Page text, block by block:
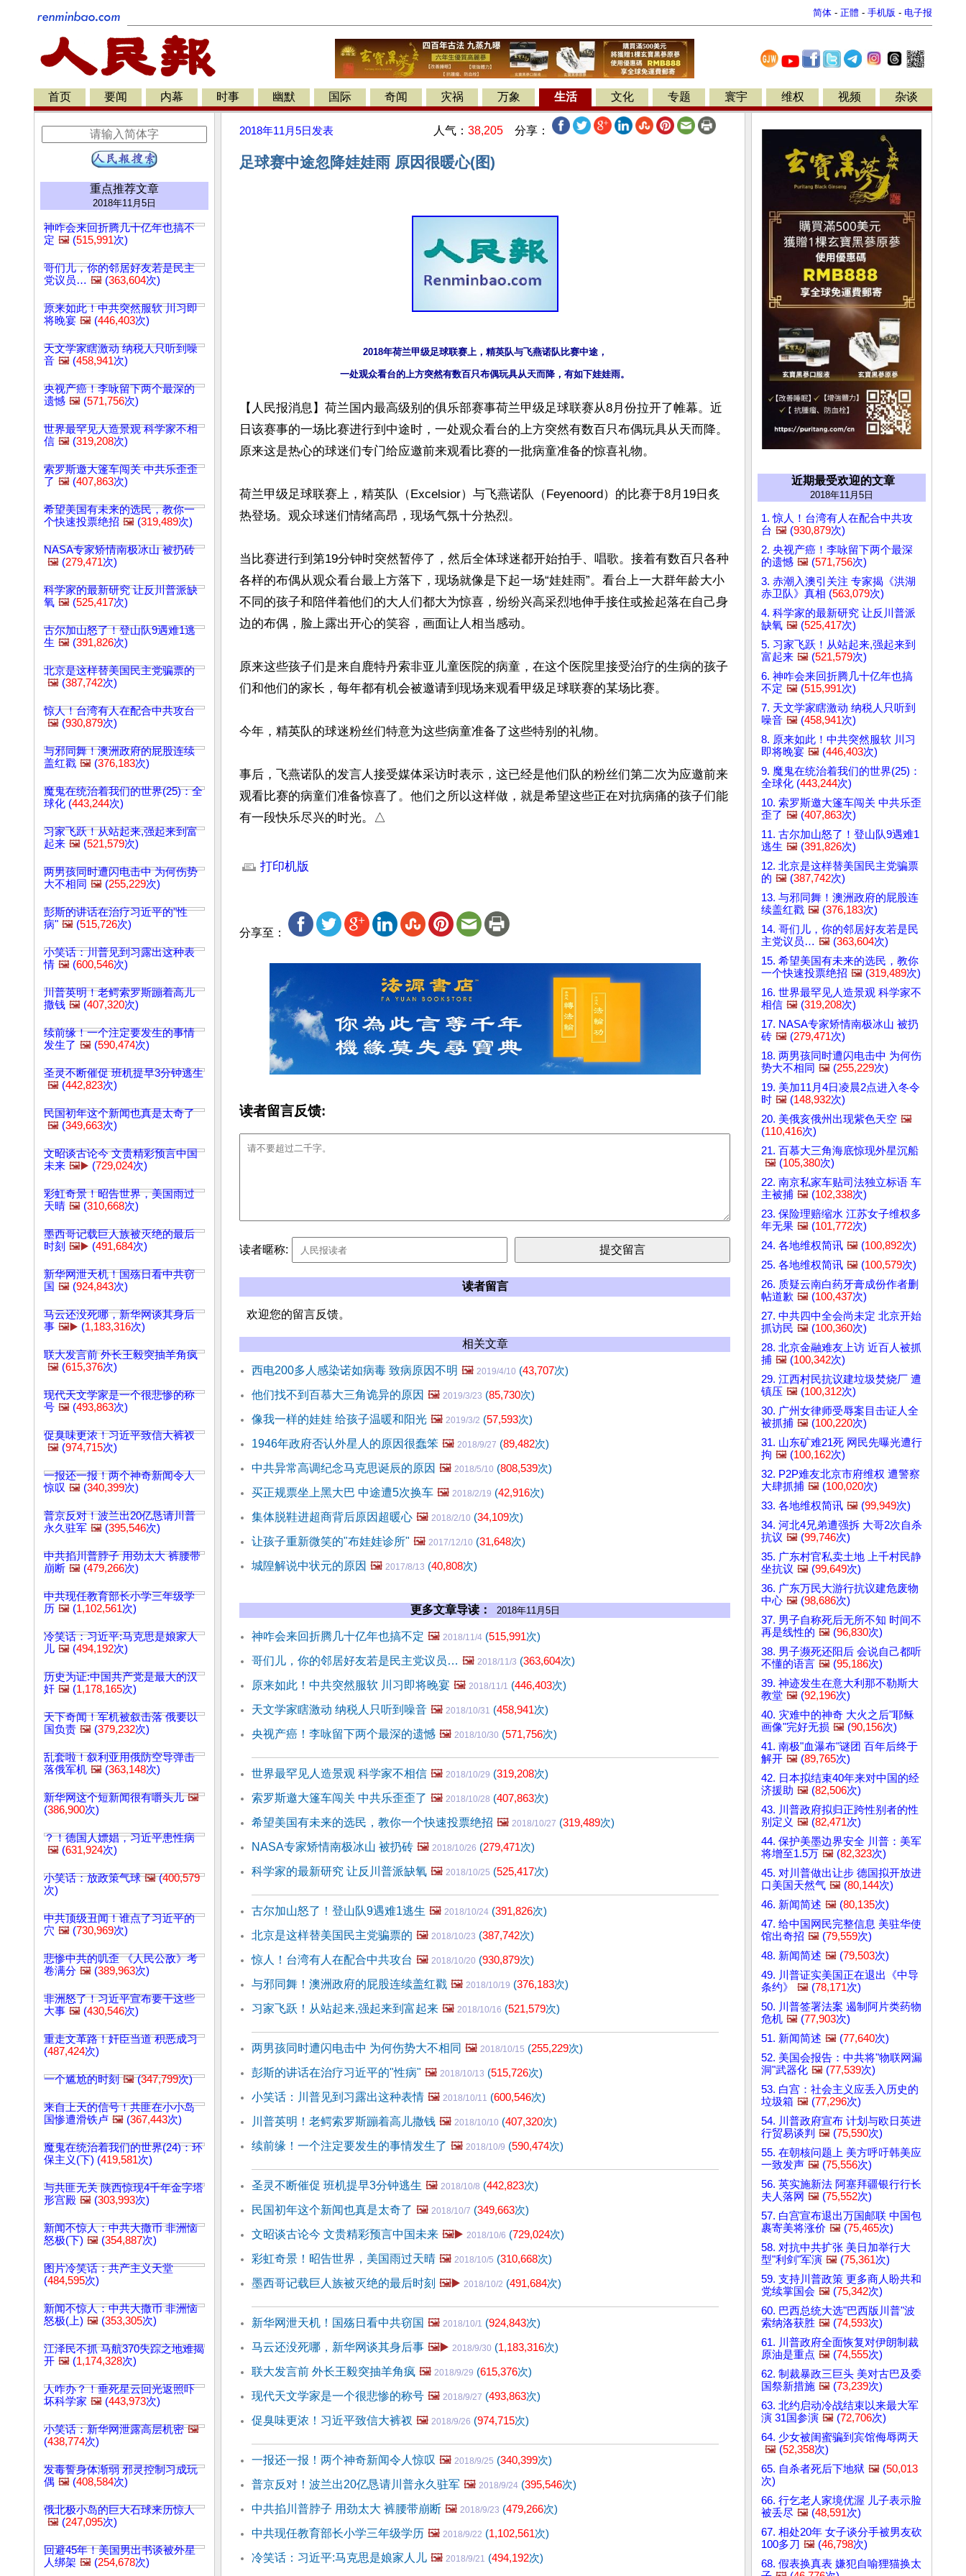
简体 - 正體 - 手机版 - 电子报
首页 要闻 内幕 时事 幽默 国际 奇闻 灾祸 万象 生活 文化 专题 寰宇 维权 视频 杂谈
重点推荐文章
2018年11月5日
神咋会来回折腾几十亿年也搞不
定 🖼️ (515,991次)
哥们儿，你的邻居好友若是民主
党议员… 🖼️ (363,604次)
原来如此！中共突然服软 川习即
将晚宴 🖼️ (446,403次)
天文学家瞎激动 纳税人只听到噪
音 🖼️ (458,941次)
央视产癌！李咏留下两个最深的
遗憾 🖼️ (571,756次)
世界最罕见人造景观 科学家不相
信 🖼️ (319,208次)
索罗斯邀大篷车闯关 中共乐歪歪
了 🖼️ (407,863次)
希望美国有未来的选民，教你一
个快速投票绝招 🖼️ (319,489次)
NASA专家矫情南极冰山 被扔砖
🖼️ (279,471次)
科学家的最新研究 让反川普派缺
氧 🖼️ (525,417次)
古尔加山怒了！登山队9遇难1逃
生 🖼️ (391,826次)
北京是这样替美国民主党骗票的
🖼️ (387,742次)
惊人！台湾有人在配合中共攻台
🖼️ (930,879次)
与邪同舞！澳洲政府的屁股连续
盖红戳 🖼️ (376,183次)
魔鬼在统治着我们的世界(25)：全
球化 (443,244次)
习家飞跃！从站起来,强起来到富
起来 🖼️ (521,579次)
两男孩同时遭闪电击中 为何伤势
大不相同 🖼️ (255,229次)
彭斯的讲话在治疗习近平的"性
病" 🖼️ (515,726次)
小笑话：川普见到习露出这种表
情 🖼️ (600,546次)
川普英明！老鳄索罗斯蹦着高儿
撒钱 🖼️ (407,320次)
续前缘！一个注定要发生的事情
发生了 🖼️ (590,474次)
圣灵不断催促 班机提早3分钟逃生
🖼️ (442,823次)
民国初年这个新闻也真是太奇了
🖼️ (349,663次)
文昭谈古论今 文贵精彩预言中国
未来 🖼️▶️ (729,024次)
彩虹奇景！昭告世界，美国雨过
天晴 🖼️ (310,668次)
墨西哥记载巨人族被灭绝的最后
时刻 🖼️▶️ (491,684次)
新华网泄天机！国殇日看中共窃
国 🖼️ (924,843次)
马云还没死哪，新华网谈其身后
事 🖼️▶️ (1,183,316次)
联大发言前 外长王毅突抽羊角疯
🖼️ (615,376次)
现代天文学家是一个很悲惨的称
号 🖼️ (493,863次)
促臭味更浓！习近平致信大裤衩
🖼️ (974,715次)
一报还一报！两个神奇新闻令人
惊叹 🖼️ (340,399次)
普京反对！波兰出20亿恳请川普
永久驻军 🖼️ (395,546次)
中共掐川普脖子 用劲太大 裤腰带
崩断 🖼️ (479,266次)
中共现任教育部长小学三年级学
历 🖼️ (1,102,561次)
冷笑话：习近平:马克思是娘家人
儿 🖼️ (494,192次)
历史为证:中国共产党是最大的汉
奸 🖼️ (1,178,165次)
天下奇闻！军机被叙击落 俄要以
国负责 🖼️ (379,232次)
乱套啦！叙利亚用俄防空导弹击
落俄军机 🖼️ (363,148次)
新华网这个短新闻很有嚼头儿 🖼️
(386,900次)
？！德国人嫖娼，习近平患性病
🖼️ (631,924次)
小笑话：放政策气球 🖼️(400,579
次)
中共顶级丑闻！谁点了习近平的
穴 🖼️ (730,969次)
悲惨中共的叽歪 《人民公敌》考
卷满分 🖼️ (389,963次)
非洲怒了！习近平宣布要干这些
大事 🖼️ (430,546次)
重走文革路！奸臣当道 积恶成习
(487,424次)
一个尴尬的时刻 🖼️(347,799次)
来自上天的信号！共匪在小小岛
国惨遭滑铁卢 🖼️ (367,443次)
魔鬼在统治着我们的世界(24)：环
保主义(下) (419,581次)
与共匪无关 陕西惊现4千年金字塔
形宫殿 🖼️ (303,993次)
新闻不惊人：中共大撒币 非洲恼
怒极(下) 🖼️ (354,887次)
图片冷笑话：共产主义天堂
(484,595次)
新闻不惊人：中共大撒币 非洲恼
怒极(上) 🖼️ (353,305次)
江泽民不抓 马航370失踪之地难揭
开 🖼️ (1,174,328次)
人咋办？！垂死星云回光返照吓
坏科学家 🖼️ (443,973次)
小笑话：新华网泄露高层机密 🖼️
(438,774次)
发毒誓身体渐弱 邪灵控制习成玩
偶 🖼️ (408,584次)
俄北极小岛的巨大石球来历惊人
🖼️ (247,095次)
回避45年！美国男出书谈被外星
人绑架 🖼️ (254,678次)
2018年11月5日 发表 人气： 38,205 分享：
足球赛中途忽降娃娃雨 原因很暖心(图)
2018年荷兰甲级足球联赛上，精英队与飞燕诺队比赛中途，
【人民报消息】荷兰国内最高级别的俱乐部赛事荷兰甲级足球联赛从8月份拉开了帷幕。近
日该赛事的一场比赛进行到中途时，一处观众看台的上方突然有数百只布偶玩具从天而降。
原来这是热心的球迷们专门给应邀前来观看比赛的一批病童准备的惊喜礼物。
荷兰甲级足球联赛上，精英队（Excelsior）与飞燕诺队（Feyenoord）的比赛于8月19日炙
热登场。观众球迷们情绪高昂，现场气氛十分热烈。
当比赛进行到第19分钟时突然暂停了，然后全体球迷都开始拍手、唱歌。接着有数百只各种
各样的布偶从观众看台最上方落下，现场就像是下起一场“娃娃雨”。看台上一大群年龄大小
不同的孩子和陪伴着他们的大人们都大为惊喜，纷纷兴高采烈地伸手接住或捡起落在自己身
边的布偶，脸上露出开心的笑容，画面让人相当感动。
原来这些孩子们是来自鹿特丹索非亚儿童医院的病童，在这个医院里接受治疗的生病的孩子
们和他们的家长，每年都有机会被邀请到现场来观看甲级足球联赛的某场比赛。
今年，精英队的球迷粉丝们特意为这些病童准备了这些特别的礼物。
事后，飞燕诺队的发言人接受媒体采访时表示，这已经是他们队的粉丝们第二次为应邀前来
观看比赛的病童们准备惊喜了。他们之所以这样做，就是希望这些正在对抗病痛的孩子们能
有一段快乐尽兴的时光。△
打印机版
分享至：
读者留言反馈:
读者暱称:
读者留言
欢迎您的留言反馈。
相关文章
西电200多人感染诺如病毒 致病原因不明 🖼️ 2019/4/10 (43,707次)
他们找不到百慕大三角诡异的原因 🖼️ 2019/3/23 (85,730次)
像我一样的娃娃 给孩子温暖和阳光 🖼️ 2019/3/2 (57,593次)
1946年政府否认外星人的原因很蠢笨 🖼️ 2018/9/27 (89,482次)
中共异常高调纪念马克思诞辰的原因 🖼️ 2018/5/10 (808,539次)
买正规票坐上黑大巴 中途遭5次换车 🖼️ 2018/2/19 (42,916次)
集体脱鞋进超商背后原因超暖心 🖼️ 2018/2/10 (34,109次)
让孩子重新微笑的"布娃娃诊所" 🖼️ 2017/12/10 (31,648次)
城隍解说中状元的原因 🖼️ 2017/8/13 (40,808次)
更多文章导读： 2018年11月5日
神咋会来回折腾几十亿年也搞不定 🖼️ 2018/11/4 (515,991次)
哥们儿，你的邻居好友若是民主党议员… 🖼️ 2018/11/3 (363,604次)
原来如此！中共突然服软 川习即将晚宴 🖼️ 2018/11/1 (446,403次)
天文学家瞎激动 纳税人只听到噪音 🖼️ 2018/10/31 (458,941次)
央视产癌！李咏留下两个最深的遗憾 🖼️ 2018/10/30 (571,756次)
世界最罕见人造景观 科学家不相信 🖼️ 2018/10/29 (319,208次)
索罗斯邀大篷车闯关 中共乐歪歪了 🖼️ 2018/10/28 (407,863次)
希望美国有未来的选民，教你一个快速投票绝招 🖼️ 2018/10/27 (319,489次)
NASA专家矫情南极冰山 被扔砖 🖼️ 2018/10/26 (279,471次)
科学家的最新研究 让反川普派缺氧 🖼️ 2018/10/25 (525,417次)
古尔加山怒了！登山队9遇难1逃生 🖼️ 2018/10/24 (391,826次)
北京是这样替美国民主党骗票的 🖼️ 2018/10/23 (387,742次)
惊人！台湾有人在配合中共攻台 🖼️ 2018/10/20 (930,879次)
与邪同舞！澳洲政府的屁股连续盖红戳 🖼️ 2018/10/19 (376,183次)
习家飞跃！从站起来,强起来到富起来 🖼️ 2018/10/16 (521,579次)
两男孩同时遭闪电击中 为何伤势大不相同 🖼️ 2018/10/15 (255,229次)
彭斯的讲话在治疗习近平的"性病" 🖼️ 2018/10/13 (515,726次)
小笑话：川普见到习露出这种表情 🖼️ 2018/10/11 (600,546次)
川普英明！老鳄索罗斯蹦着高儿撒钱 🖼️ 2018/10/10 (407,320次)
续前缘！一个注定要发生的事情发生了 🖼️ 2018/10/9 (590,474次)
圣灵不断催促 班机提早3分钟逃生 🖼️ 2018/10/8 (442,823次)
民国初年这个新闻也真是太奇了 🖼️ 2018/10/7 (349,663次)
文昭谈古论今 文贵精彩预言中国未来 🖼️▶️ 2018/10/6 (729,024次)
彩虹奇景！昭告世界，美国雨过天晴 🖼️ 2018/10/5 (310,668次)
墨西哥记载巨人族被灭绝的最后时刻 🖼️▶️ 2018/10/2 (491,684次)
新华网泄天机！国殇日看中共窃国 🖼️ 2018/10/1 (924,843次)
马云还没死哪，新华网谈其身后事 🖼️▶️ 2018/9/30 (1,183,316次)
联大发言前 外长王毅突抽羊角疯 🖼️ 2018/9/29 (615,376次)
现代天文学家是一个很悲惨的称号 🖼️ 2018/9/27 (493,863次)
促臭味更浓！习近平致信大裤衩 🖼️ 2018/9/26 (974,715次)
一报还一报！两个神奇新闻令人惊叹 🖼️ 2018/9/25 (340,399次)
普京反对！波兰出20亿恳请川普永久驻军 🖼️ 2018/9/24 (395,546次)
中共掐川普脖子 用劲太大 裤腰带崩断 🖼️ 2018/9/23 (479,266次)
中共现任教育部长小学三年级学历 🖼️ 2018/9/22 (1,102,561次)
冷笑话：习近平:马克思是娘家人儿 🖼️ 2018/9/21 (494,192次)
近期最受欢迎的文章
2018年11月5日
1. 惊人！台湾有人在配合中共攻
台 🖼️ (930,879次)
2. 央视产癌！李咏留下两个最深
的遗憾 🖼️ (571,756次)
3. 赤潮入澳引关注 专家揭《洪湖
赤卫队》真相 (563,079次)
4. 科学家的最新研究 让反川普派
缺氧 🖼️ (525,417次)
5. 习家飞跃！从站起来,强起来到
富起来 🖼️ (521,579次)
6. 神咋会来回折腾几十亿年也搞
不定 🖼️ (515,991次)
7. 天文学家瞎激动 纳税人只听到
噪音 🖼️ (458,941次)
8. 原来如此！中共突然服软 川习
即将晚宴 🖼️ (446,403次)
9. 魔鬼在统治着我们的世界(25)：
全球化 (443,244次)
10. 索罗斯邀大篷车闯关 中共乐歪
歪了 🖼️ (407,863次)
11. 古尔加山怒了！登山队9遇难1
逃生 🖼️ (391,826次)
12. 北京是这样替美国民主党骗票
的 🖼️ (387,742次)
13. 与邪同舞！澳洲政府的屁股连
续盖红戳 🖼️ (376,183次)
14. 哥们儿，你的邻居好友若是民
主党议员… 🖼️ (363,604次)
15. 希望美国有未来的选民，教你
一个快速投票绝招 🖼️ (319,489次)
16. 世界最罕见人造景观 科学家不
相信 🖼️ (319,208次)
17. NASA专家矫情南极冰山 被扔
砖 🖼️ (279,471次)
18. 两男孩同时遭闪电击中 为何伤
势大不相同 🖼️ (255,229次)
19. 美加11月4日凌晨2点进入冬令
时 🖼️ (148,932次)
20. 美俄亥俄州出现紫色天空 🖼️
(110,416次)
21. 百慕大三角海底惊现外星沉船
🖼️ (105,380次)
22. 南京私家车贴司法独立标语 车
主被捕 🖼️ (102,338次)
23. 保险理赔缩水 江苏女子维权多
年无果 🖼️ (101,772次)
24. 各地维权简讯 🖼️ (100,892次)
25. 各地维权简讯 🖼️ (100,579次)
26. 质疑云南白药牙膏成份作者删
帖道歉 🖼️ (100,437次)
27. 中共四中全会尚未定 北京开始
抓访民 🖼️ (100,360次)
28. 北京金融难友上访 近百人被抓
捕 🖼️ (100,342次)
29. 江西村民抗议建垃圾焚烧厂 遭
镇压 🖼️ (100,312次)
30. 广州女律师受辱案目击证人全
被抓捕 🖼️ (100,220次)
31. 山东矿难21死 网民先曝光遭行
拘 🖼️ (100,162次)
32. P2P难友北京市府维权 遭警察
大肆抓捕 🖼️ (100,020次)
33. 各地维权简讯 🖼️ (99,949次)
34. 河北4兄弟遭强拆 大哥2次自杀
抗议 🖼️ (99,746次)
35. 广东村官私卖土地 上千村民静
坐抗议 🖼️ (99,649次)
36. 广东万民大游行抗议建危废物
中心 🖼️ (98,686次)
37. 男子自称死后无所不知 时间不
再是线性的 🖼️ (96,830次)
38. 男子濒死还阳后 会说自己都听
不懂的语言 🖼️ (95,186次)
39. 神迹发生在意大利那不勒斯大
教堂 🖼️ (92,196次)
40. 灾难中的神奇 大火之后"耶稣
画像"完好无损 🖼️ (90,156次)
41. 南极"血瀑布"谜团 百年后终于
解开 🖼️ (89,765次)
42. 日本拟结束40年来对中国的经
济援助 🖼️ (82,506次)
43. 川普政府拟归正跨性别者的性
别定义 🖼️ (82,471次)
44. 保护美墨边界安全 川普：美军
将增至1.5万 🖼️ (82,323次)
45. 对川普做出让步 德国拟开放进
口美国天然气 🖼️ (80,144次)
46. 新闻简述 🖼️ (80,135次)
47. 给中国网民完整信息 美驻华使
馆出奇招 🖼️ (79,559次)
48. 新闻简述 🖼️ (79,503次)
49. 川普证实美国正在退出《中导
条约》
🖼️ (78,171次)
50. 川普签署法案 遏制阿片类药物
危机 🖼️ (77,903次)
51. 新闻简述 🖼️ (77,640次)
52. 美国会报告：中共将"物联网漏
洞"武器化 🖼️ (77,539次)
53. 白宫：社会主义应丢入历史的
垃圾箱 🖼️ (77,296次)
54. 川普政府宣布 计划与欧日英进
行贸易谈判 🖼️ (75,590次)
55. 在朝核问题上 美方呼吁韩美应
一致发声 🖼️ (75,556次)
56. 英实施新法 阿塞拜疆银行行长
夫人落网 🖼️ (75,552次)
57. 白宫宣布退出万国邮联 中国包
裹寄美将涨价 🖼️ (75,465次)
58. 对抗中共扩张 美日加举行大
型"利剑"军演 🖼️ (75,361次)
59. 支持川普政策 更多商人盼共和
党续掌国会 🖼️ (75,342次)
60. 巴西总统大选"巴西版川普"波
索纳洛获胜 🖼️ (74,593次)
61. 川普政府全面恢复对伊朗制裁
原油是重点 🖼️ (74,555次)
62. 制裁暴政三巨头 美对古巴及委
国祭新措施 🖼️ (73,239次)
63. 北约启动冷战结束以来最大军
演 31国参演 🖼️ (72,706次)
64. 少女被闺蜜骗到宾馆侮辱两天
🖼️ (52,358次)
65. 自杀者死后下地狱 🖼️ (50,013
次)
66. 行乞老人家境优渥 儿子表示脸
被丢尽 🖼️ (48,591次)
67. 相处20年 女子谈分手被男友砍
100多刀 🖼️ (46,798次)
68. 假表换真表 嫌犯自喻狸猫换太